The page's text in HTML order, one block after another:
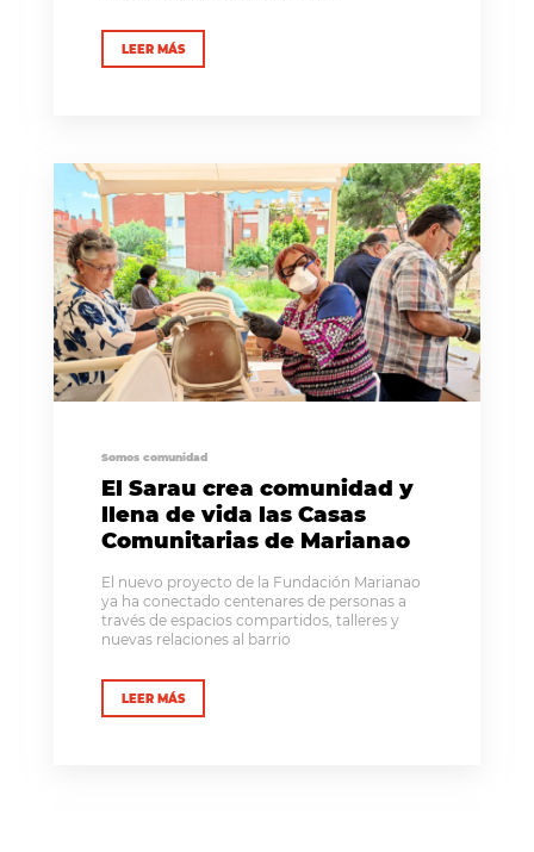
LEER MÁS
Somos comunidad
El Sarau crea comunidad y
llena de vida las Casas
Comunitarias de Marianao
El nuevo proyecto de la Fundación Marianao
ya ha conectado centenares de personas a
través de espacios compartidos, talleres y
nuevas relaciones al barrio
LEER MÁS